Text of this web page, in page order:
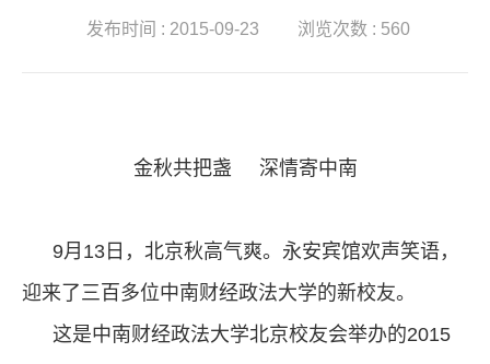
发布时间 : 2015-09-23 浏览次数 : 560
金秋共把盏 深情寄中南
9月 13 日，北京秋高气爽。永安宾馆欢声笑语，
迎来了三百多位中南财经政法大学的新校友。
这是中南财经政法大学北京校友会举办的2015